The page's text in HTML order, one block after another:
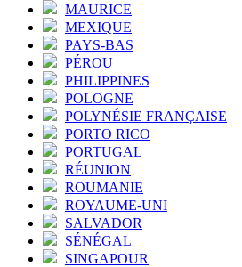
MAURICE
MEXIQUE
PAYS-BAS
PÉROU
PHILIPPINES
POLOGNE
POLYNÉSIE FRANÇAISE
PORTO RICO
PORTUGAL
RÉUNION
ROUMANIE
ROYAUME-UNI
SALVADOR
SÉNÉGAL
SINGAPOUR